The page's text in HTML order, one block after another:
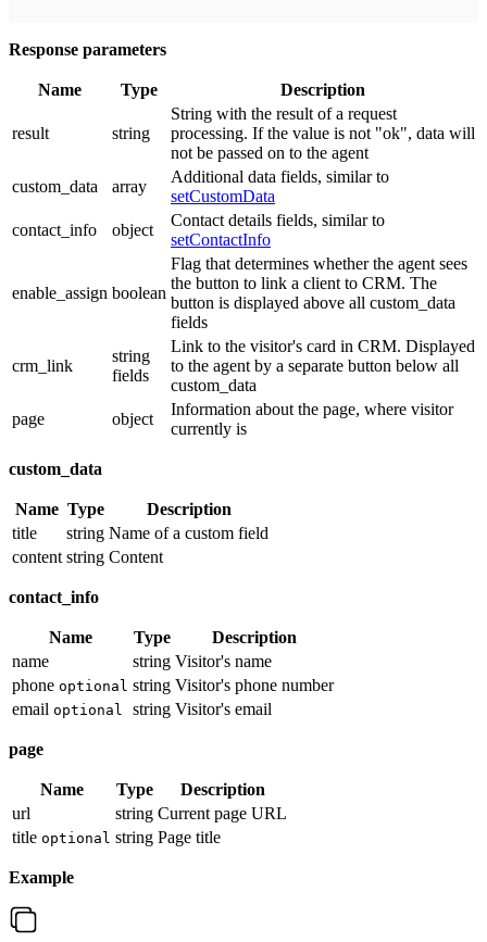
Response parameters
Name Type Description
result string
String with the result of a request
processing. If the value is not "ok", data will
not be passed on to the agent
custom_data
array
Additional data fields, similar to
setCustomData
contact_info
object
Contact details fields, similar to
setContactInfo
enable_assign boolean
Flag that determines whether the agent sees
the button to link a client to CRM. The
button is displayed above all custom_data
fields
crm_link
string
fields
Link to the visitor's card in CRM. Displayed
to the agent by a separate button below all
custom_data
page
object
Information about the page, where visitor
currently is
custom_data
Name Type
Description
title
string Name of a custom field
content string Content
contact_info
Name Type
Description
name
string Visitor's name
phone optional string Visitor's phone number
email optional string Visitor's email
page
Name Type
Description
url
string Current page URL
title optional string Page title
Example